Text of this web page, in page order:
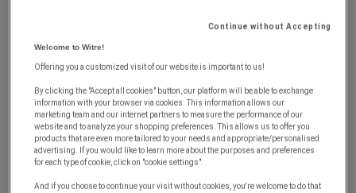
Continue without Accepting
Welcome to Witre!
Offering you a customized visit of our website is important to us!
By clicking the "Accept all cookies" button, our platform will be able to exchange
information with your browser via cookies. This information allows our
marketing team and our internet partners to measure the performance of our
website and to analyze your shopping preferences. This allows us to offer you
products that are even more tailored to your needs and appropriate/personalised
advertising. If you would like to learn more about the purposes and preferences
for each type of cookie, click on "cookie settings".
And if you choose to continue your visit without cookies, you're welcome to do that